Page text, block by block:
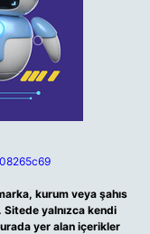
kurum veya şahıs
yalnızca kendi
yer alan içerikler